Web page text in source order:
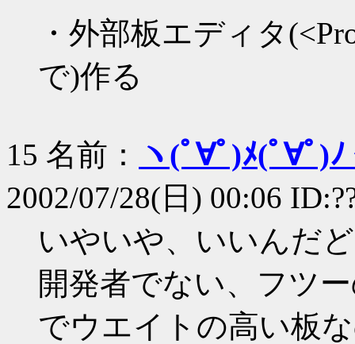
・外部板エディタ
で)作る
15 名前：
ヽ(ﾟ∀ﾟ)ﾒ(ﾟ∀ﾟ)
2002/07/28(日) 00:06
いやいや、いいんだ
開発者でない、フツ
でウエイトの高い板